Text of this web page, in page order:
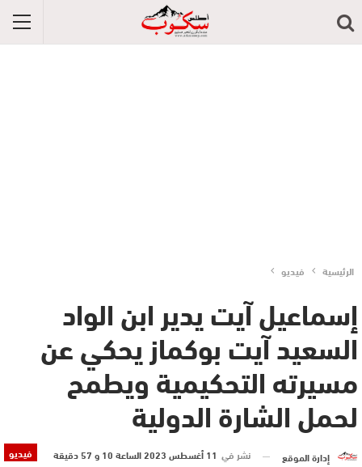
الرئيسية فيديو
إسماعيل آيت يدير ابن الواد
السعيد آيت بوكماز يحكي عن
مسيرته التحكيمية ويطمح
لحمل الشارة الدولية
فيديو إدارة الموقع نشر في 11 أغسطس 2023 الساعة 10 و 57 دقيقة